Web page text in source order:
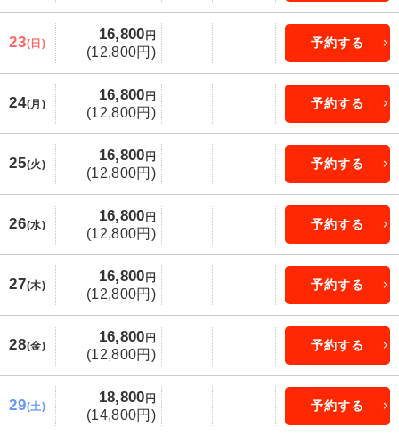
23(日)
16,800 円
(12,800円)
予約する
24(月)
16,800 円
(12,800円)
予約する
25(火)
16,800 円
(12,800円)
予約する
26(水)
16,800 円
(12,800円)
予約する
27(木)
16,800 円
(12,800円)
予約する
28(金)
16,800 円
(12,800円)
予約する
29(土)
18,800 円
(14,800円)
予約する